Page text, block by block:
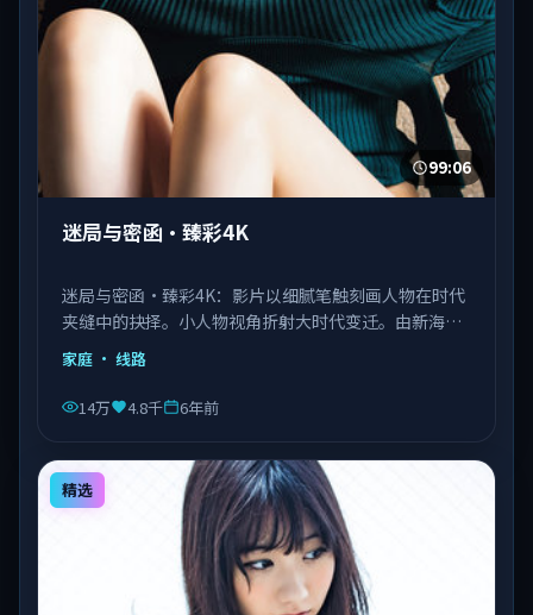
99:06
迷局与密函·臻彩4K
迷局与密函·臻彩4K：影片以细腻笔触刻画人物在时代
夹缝中的抉择。小人物视角折射大时代变迁。由新海诚
执导，刘德华、王景春、王凯等主演，泰国出品，类型
为家庭。
家庭 · 线路
14万 4.8千 6年前
精选